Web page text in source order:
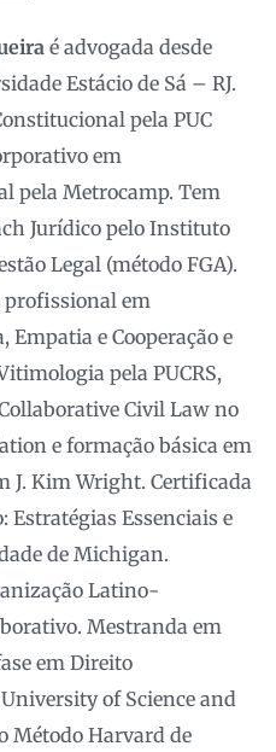
é advogada desde
Estácio de Sá – RJ.
pela PUC
em
pela Metrocamp. Tem
Jurídico pelo Instituto
Legal (método FGA).
profissional em
Empatia e Cooperação e
pela PUCRS,
Civil Law no
e formação básica em
J. Kim Wright. Certificada
Estratégias Essenciais e
de Michigan.
Latino-
Mestranda em
em Direito
of Science and
Método Harvard de